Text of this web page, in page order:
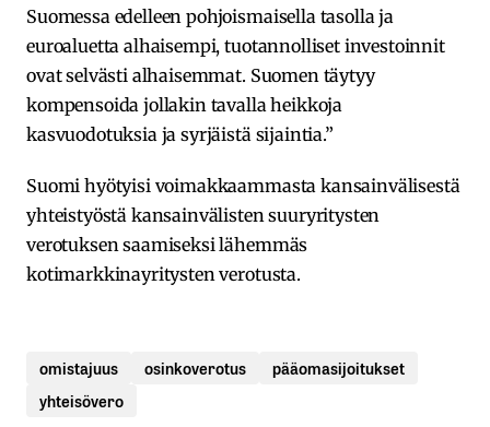
Suomessa edelleen pohjoismaisella tasolla ja
euroaluetta alhaisempi, tuotannolliset investoinnit
ovat selvästi alhaisemmat. Suomen täytyy
kompensoida jollakin tavalla heikkoja
kasvuodotuksia ja syrjäistä sijaintia.”
Suomi hyötyisi voimakkaammasta kansainvälisestä
yhteistyöstä kansainvälisten suuryritysten
verotuksen saamiseksi lähemmäs
kotimarkkinayritysten verotusta.
omistajuus osinkoverotus
pääomasijoitukset
yhteisövero